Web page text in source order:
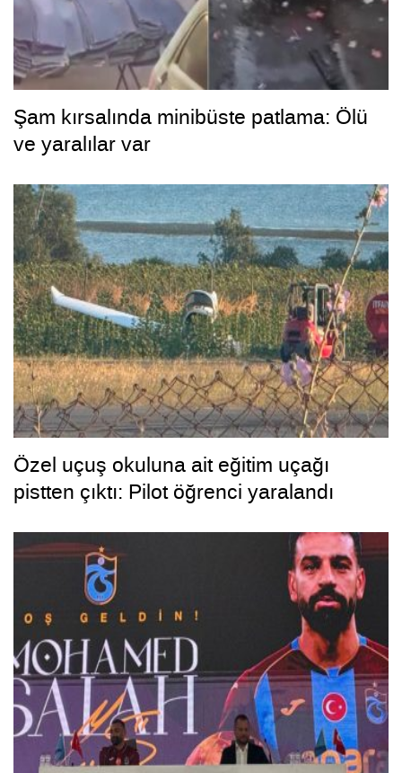
Şam kırsalında minibüste patlama: Ölü
ve yaralılar var
Özel uçuş okuluna ait eğitim uçağı
pistten çıktı: Pilot öğrenci yaralandı